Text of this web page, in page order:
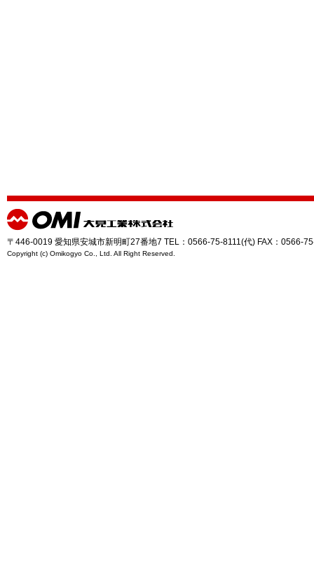
〒446-0019 愛知県安城市新明町27番地7 TEL：0566-75-8111(代) FAX：0566-
Copyright (c) Omikogyo Co., Ltd. All Right Reserved.